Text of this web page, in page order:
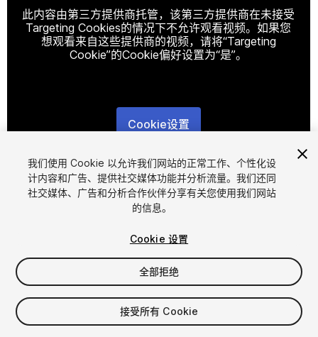
此内容由第三方提供商托管，该第三方提供商在未接受
Targeting Cookies的情况下不允许观看视频。如果您
想观看来自这些提供商的视频，请将“Targeting
Cookie”的Cookie偏好设置为“是”。
Cookie设置
1/52
$28
增值税将在结算时计算
我们使用 Cookie 以允许我们网站的正常工作、个性化设
计内容和广告、提供社交媒体功能并分析流量。我们还同
社交媒体、广告和分析合作伙伴分享有关您使用我们网站
的信息。
Cookie 设置
全部拒绝
接受所有 Cookie